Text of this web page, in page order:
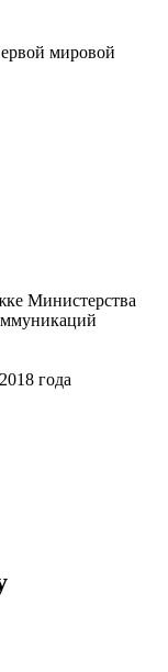
мировой
Министерства
года